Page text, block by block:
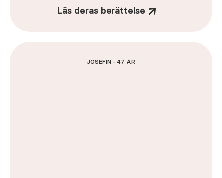
Läs deras berättelse
JOSEFIN - 47 ÅR